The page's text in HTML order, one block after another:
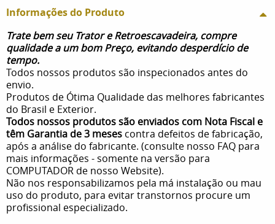
Informações do Produto
Trate bem seu Trator e Retroescavadeira, compre
qualidade a um bom Preço, evitando desperdício de
tempo.
Todos nossos produtos são inspecionados antes do
envio.
Produtos de Ótima Qualidade das melhores fabricantes
do Brasil e Exterior.
Todos nossos produtos são enviados com Nota Fiscal e
têm Garantia de 3 meses contra defeitos de fabricação,
após a análise do fabricante. (consulte nosso FAQ para
mais informações - somente na versão para
COMPUTADOR de nosso Website).
Não nos responsabilizamos pela má instalação ou mau
uso do produto, para evitar transtornos procure um
profissional especializado.